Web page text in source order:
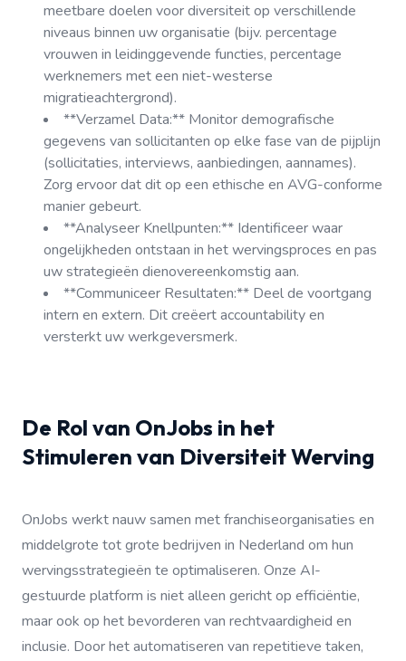
meetbare doelen voor diversiteit op verschillende
niveaus binnen uw organisatie (bijv. percentage
vrouwen in leidinggevende functies, percentage
werknemers met een niet-westerse
migratieachtergrond).
**Verzamel Data:** Monitor demografische
gegevens van sollicitanten op elke fase van de pijplijn
(sollicitaties, interviews, aanbiedingen, aannames).
Zorg ervoor dat dit op een ethische en AVG-conforme
manier gebeurt.
**Analyseer Knellpunten:** Identificeer waar
ongelijkheden ontstaan in het wervingsproces en pas
uw strategieën dienovereenkomstig aan.
**Communiceer Resultaten:** Deel de voortgang
intern en extern. Dit creëert accountability en
versterkt uw werkgeversmerk.
De Rol van OnJobs in het
Stimuleren van Diversiteit Werving
OnJobs werkt nauw samen met franchiseorganisaties en
middelgrote tot grote bedrijven in Nederland om hun
wervingsstrategieën te optimaliseren. Onze AI-
gestuurde platform is niet alleen gericht op efficiëntie,
maar ook op het bevorderen van rechtvaardigheid en
inclusie. Door het automatiseren van repetitieve taken,